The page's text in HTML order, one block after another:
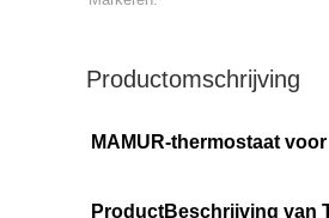
Productomschrijving
MAMUR-thermostaat
ProductBeschrijving van